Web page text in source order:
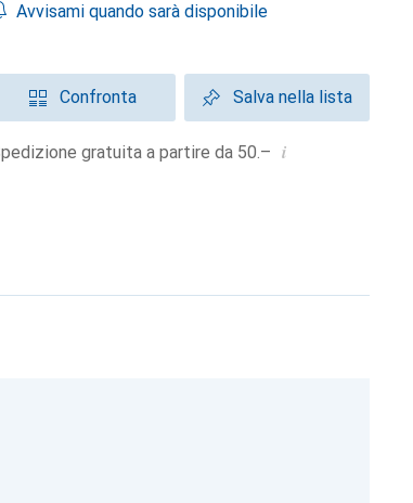
Avvisami quando sarà disponibile
Confronta Salva nella lista
Spedizione gratuita a partire da 50.– i